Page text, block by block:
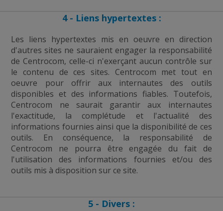
4 - Liens hypertextes :
Les liens hypertextes mis en oeuvre en direction
d'autres sites ne sauraient engager la responsabilité
de Centrocom, celle-ci n'exerçant aucun contrôle sur
le contenu de ces sites. Centrocom met tout en
oeuvre pour offrir aux internautes des outils
disponibles et des informations fiables. Toutefois,
Centrocom ne saurait garantir aux internautes
l'exactitude, la complétude et l'actualité des
informations fournies ainsi que la disponibilité de ces
outils. En conséquence, la responsabilité de
Centrocom ne pourra être engagée du fait de
l'utilisation des informations fournies et/ou des
outils mis à disposition sur ce site.
5 - Divers :